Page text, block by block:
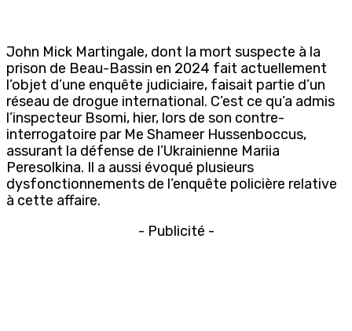
John Mick Martingale, dont la mort suspecte à la
prison de Beau-Bassin en 2024 fait actuellement
l’objet d’une enquête judiciaire, faisait partie d’un
réseau de drogue international. C’est ce qu’a admis
l’inspecteur Bsomi, hier, lors de son contre-
interrogatoire par Me Shameer Hussenboccus,
assurant la défense de l’Ukrainienne Mariia
Peresolkina. Il a aussi évoqué plusieurs
dysfonctionnements de l’enquête policière relative
à cette affaire.
- Publicité -